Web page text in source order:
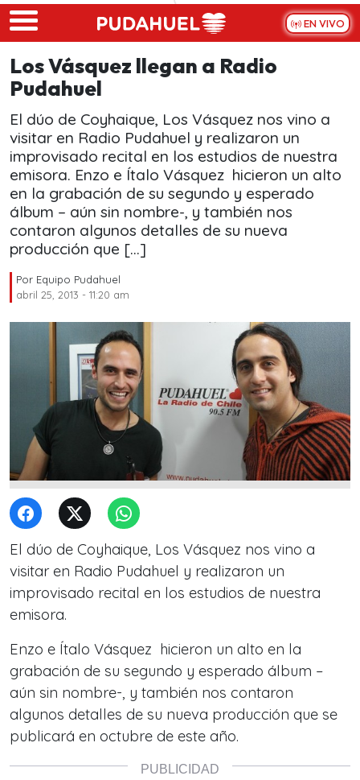
Skip to main content
EN VIVO
Los Vásquez llegan a Radio
Pudahuel
El dúo de Coyhaique, Los Vásquez nos vino a
visitar en Radio Pudahuel y realizaron un
improvisado recital en los estudios de nuestra
emisora. Enzo e Ítalo Vásquez hicieron un alto
en la grabación de su segundo y esperado
álbum – aún sin nombre-, y también nos
contaron algunos detalles de su nueva
producción que […]
Por Equipo Pudahuel
abril 25, 2013 - 11:20 am
El dúo de Coyhaique, Los Vásquez nos vino a
visitar en Radio Pudahuel y realizaron un
improvisado recital en los estudios de nuestra
emisora.
Enzo e Ítalo Vásquez hicieron un alto en la
grabación de su segundo y esperado álbum –
aún sin nombre-, y también nos contaron
algunos detalles de su nueva producción que se
publicará en octubre de este año.